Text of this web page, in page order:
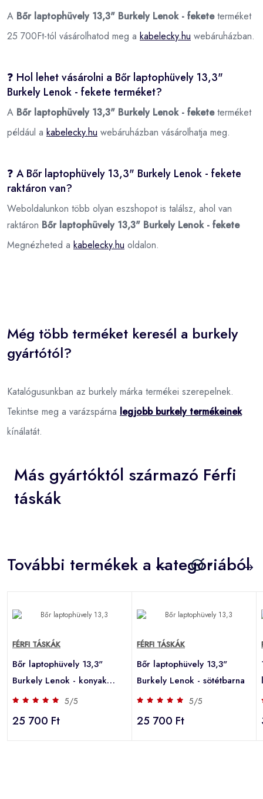
A Bőr laptophüvely 13,3" Burkely Lenok - feketeterméket
25 700Ft-tól vásárolhatod meg a kabelecky.hu webáruházban.
❓ Hol lehet vásárolni a Bőr laptophüvely 13,3"
Burkely Lenok - fekete terméket?
A Bőr laptophüvely 13,3" Burkely Lenok - feketeterméket
például a kabelecky.hu webáruházban vásárolhatja meg.
❓ A Bőr laptophüvely 13,3" Burkely Lenok - fekete
raktáron van?
Weboldalunkon több olyan eszshopot is találsz, ahol van
raktáron Bőr laptophüvely 13,3" Burkely Lenok - fekete
Megnézheted a kabelecky.hu oldalon.
Még több terméket keresél a burkely
gyártótól?
Katalógusunkban az burkely márka termékei szerepelnek.
Tekintse meg a varázspárna legjobb burkely termékeinek
kínálatát.
Más gyártóktól származó Férfi
táskák
További termékek a kategóriából
FÉRFI TÁSKÁK
Bőr laptophüvely 13,3"
Burkely Lenok - konyak
színben
5/5
25 700 Ft
FÉRFI TÁSKÁK
Bőr laptophüvely 13,3"
Burkely Lenok - sötétbarna
5/5
25 700 Ft